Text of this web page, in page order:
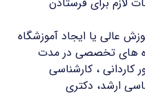
عالی یا ایجاد آموزشگاه
های تخصصی در مدت
کاردانی ، کارشناسی
ارشد، دکتری